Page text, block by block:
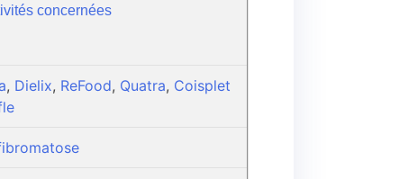
concernées
, Dielix, ReFood, Quatra, Coisplet